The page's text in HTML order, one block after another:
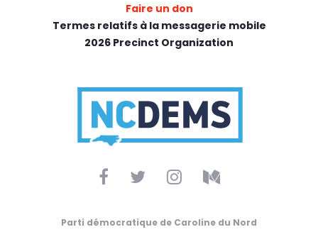
Faire un don
Termes relatifs à la messagerie mobile
2026 Precinct Organization
Parti démocratique de Caroline du Nord